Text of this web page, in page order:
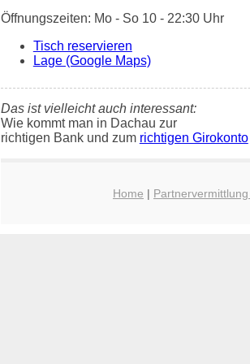
Öffnungszeiten: Mo - So 10 - 22:30 Uhr
Tisch reservieren
Lage (Google Maps)
Das ist vielleicht auch interessant:
Wie kommt man in Dachau zur
richtigen Bank und zum richtigen Girokonto
Home |